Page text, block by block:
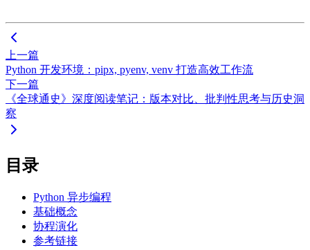
上一篇
Python 开发环境：pipx, pyenv, venv 打造高效工作流
下一篇
《全球通史》深度阅读笔记：版本对比、批判性思考与历史洞
察
目录
Python 异步编程
基础概念
协程演化
参考链接